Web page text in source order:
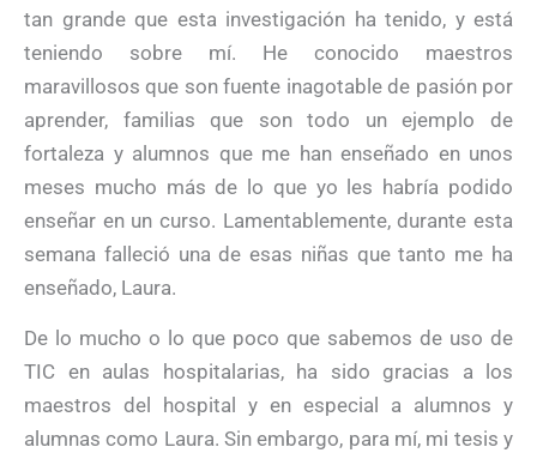
tan grande que esta investigación ha tenido, y está
teniendo sobre mí. He conocido maestros
maravillosos que son fuente inagotable de pasión por
aprender, familias que son todo un ejemplo de
fortaleza y alumnos que me han enseñado en unos
meses mucho más de lo que yo les habría podido
enseñar en un curso. Lamentablemente, durante esta
semana falleció una de esas niñas que tanto me ha
enseñado, Laura.
De lo mucho o lo que poco que sabemos de uso de
TIC en aulas hospitalarias, ha sido gracias a los
maestros del hospital y en especial a alumnos y
alumnas como Laura. Sin embargo, para mí, mi tesis y